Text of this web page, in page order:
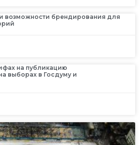
возможности брендирования для
на публикацию
выборах в Госдуму и